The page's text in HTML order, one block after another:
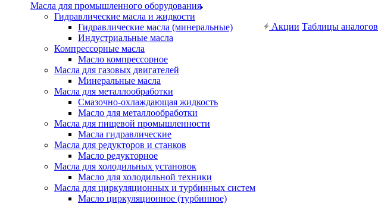
Масла для промышленного оборудования
Гидравлические масла и жидкости
Гидравлические масла (минеральные)
Индустриальные масла
Компрессорные масла
Масло компрессорное
Масла для газовых двигателей
Минеральные масла
Масла для металлообработки
Смазочно-охлаждающая жидкость
Масло для металлообработки
Масла для пищевой промышленности
Масла гидравлические
Масла для редукторов и станков
Масло редукторное
Масла для холодильных установок
Масло для холодильной техники
Масла для циркуляционных и турбинных систем
Масло циркуляционное (турбинное)
Акции Таблицы аналогов